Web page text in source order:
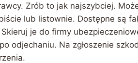
Zrób to jak najszybciej.
lub listownie. Dostępne są
je do firmy
odjechaniu. Na zgłoszenie